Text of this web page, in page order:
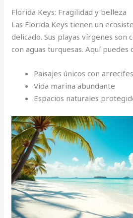
Florida Keys: Fragilidad y belleza
Las Florida Keys tienen un
delicado. Sus playas vírgenes son
con aguas turquesas. Aquí puedes
Paisajes únicos con
Vida marina abundante
Espacios naturales